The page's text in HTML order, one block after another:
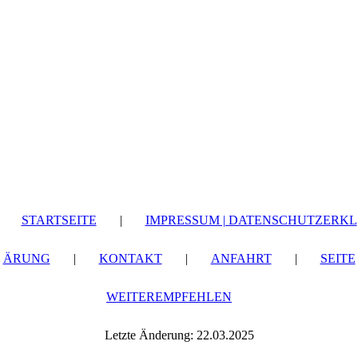
STARTSEITE | IMPRESSUM | DATENSCHUTZERKL
ÄRUNG | KONTAKT | ANFAHRT | SEITE
WEITEREMPFEHLEN
Letzte Änderung: 22.03.2025